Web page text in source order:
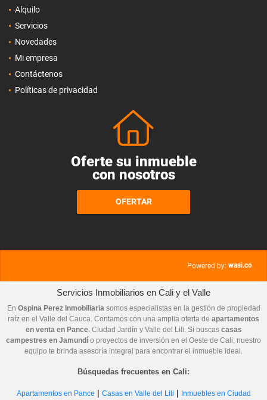
Alquilo
Servicios
Novedades
Mi empresa
Contáctenos
Políticas de privacidad
Oferte su inmueble
con nosotros
OFERTAR
Powered by: wasi.co
Servicios Inmobiliarios en Cali y el Valle
En Ospina Perez Inmobiliariasomos especialistas en la gestión de propiedad
raíz en el Valle del Cauca. Contamos con una amplia oferta de apartamentos
en venta en Pance, Ciudad Jardín y Valle del Lili. Si buscas casas
campestres en Jamundí o proyectos de inversión en el Oeste de Cali, nuestro
equipo te brinda asesoría integral para encontrar el inmueble ideal.
Búsquedas frecuentes en Cali:
Apartamentos en Pance | Casas en Valle del Lili | Inmuebles en Ciudad